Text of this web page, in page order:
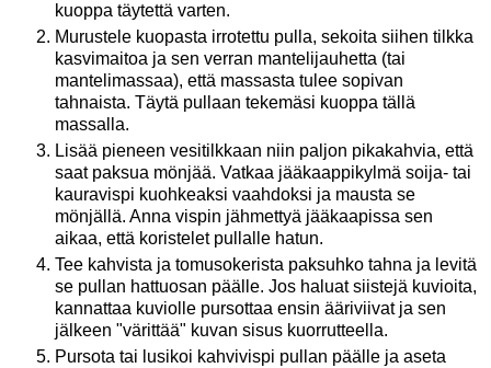
kuoppa täytettä varten.
Murustele kuopasta irrotettu pulla, sekoita siihen tilkka
kasvimaitoa ja sen verran mantelijauhetta (tai
mantelimassaa), että massasta tulee sopivan
tahnaista. Täytä pullaan tekemäsi kuoppa tällä
massalla.
Lisää pieneen vesitilkkaan niin paljon pikakahvia, että
saat paksua mönjää. Vatkaa jääkaappikylmä soija- tai
kauravispi kuohkeaksi vaahdoksi ja mausta se
mönjällä. Anna vispin jähmettyä jääkaapissa sen
aikaa, että koristelet pullalle hatun.
Tee kahvista ja tomusokerista paksuhko tahna ja levitä
se pullan hattuosan päälle. Jos haluat siistejä kuvioita,
kannattaa kuviolle pursottaa ensin ääriviivat ja sen
jälkeen "värittää" kuvan sisus kuorrutteella.
Pursota tai lusikoi kahvivispi pullan päälle ja aseta